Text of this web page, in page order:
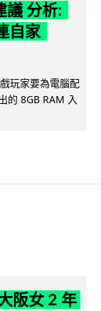
議 分析:
自家
玩家要為電腦配
的 8GB RAM 入
阪女 2 年